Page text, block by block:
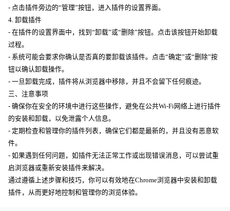
- 点击插件旁边的“管理”按钮，进入插件的设置界面。
4. 卸载插件
- 在插件的设置界面中，找到“卸载”或“删除”按钮。点击该按钮开始卸载
过程。
- 系统可能会要求你确认是否真的要卸载该插件。点击“确定”或“删除”按
钮以确认卸载操作。
- 一旦卸载完成，插件将从浏览器中移除，并且不会留下任何痕迹。
三、注意事项
- 确保你在安全的环境中进行这些操作，避免在公共Wi-Fi网络上进行插件
的安装和卸载，以免泄露个人信息。
- 定期检查和管理你的插件列表，确保它们都是最新的，并且没有恶意软
件。
- 如果遇到任何问题，如插件无法正常工作或出现错误消息，可以尝试重
启浏览器或重新安装插件来解决。
通过遵循上述步骤和技巧，你可以有效地在Chrome浏览器中安装和卸载
插件，从而更好地控制和管理你的浏览体验。